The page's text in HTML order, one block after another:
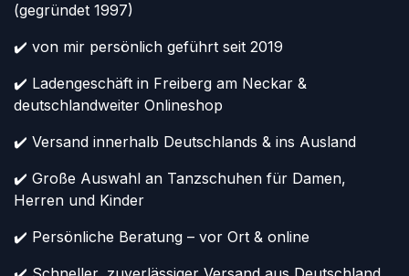
(gegründet 1997)
✔️ von mir persönlich geführt seit 2019
✔️ Ladengeschäft in Freiberg am Neckar &
deutschlandweiter Onlineshop
✔️ Versand innerhalb Deutschlands & ins Ausland
✔️ Große Auswahl an Tanzschuhen für Damen,
Herren und Kinder
✔️ Persönliche Beratung – vor Ort & online